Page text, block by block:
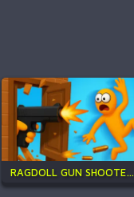
RAGDOLL GUN SHOOTER! CANNON SPINNER PLAYGROUND